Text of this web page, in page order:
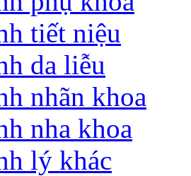
tiết niệu
da liễu
nhãn khoa
nha khoa
lý khác